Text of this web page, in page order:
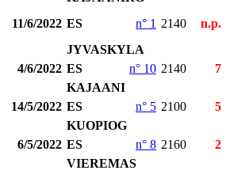
11/6/2022 ES n° 1 2140 n.p.
JYVASKYLA
4/6/2022 ES n° 10 2140 7
KAJAANI
14/5/2022 ES n° 5 2100 5
KUOPIOG
6/5/2022 ES n° 8 2160 2
VIEREMAS